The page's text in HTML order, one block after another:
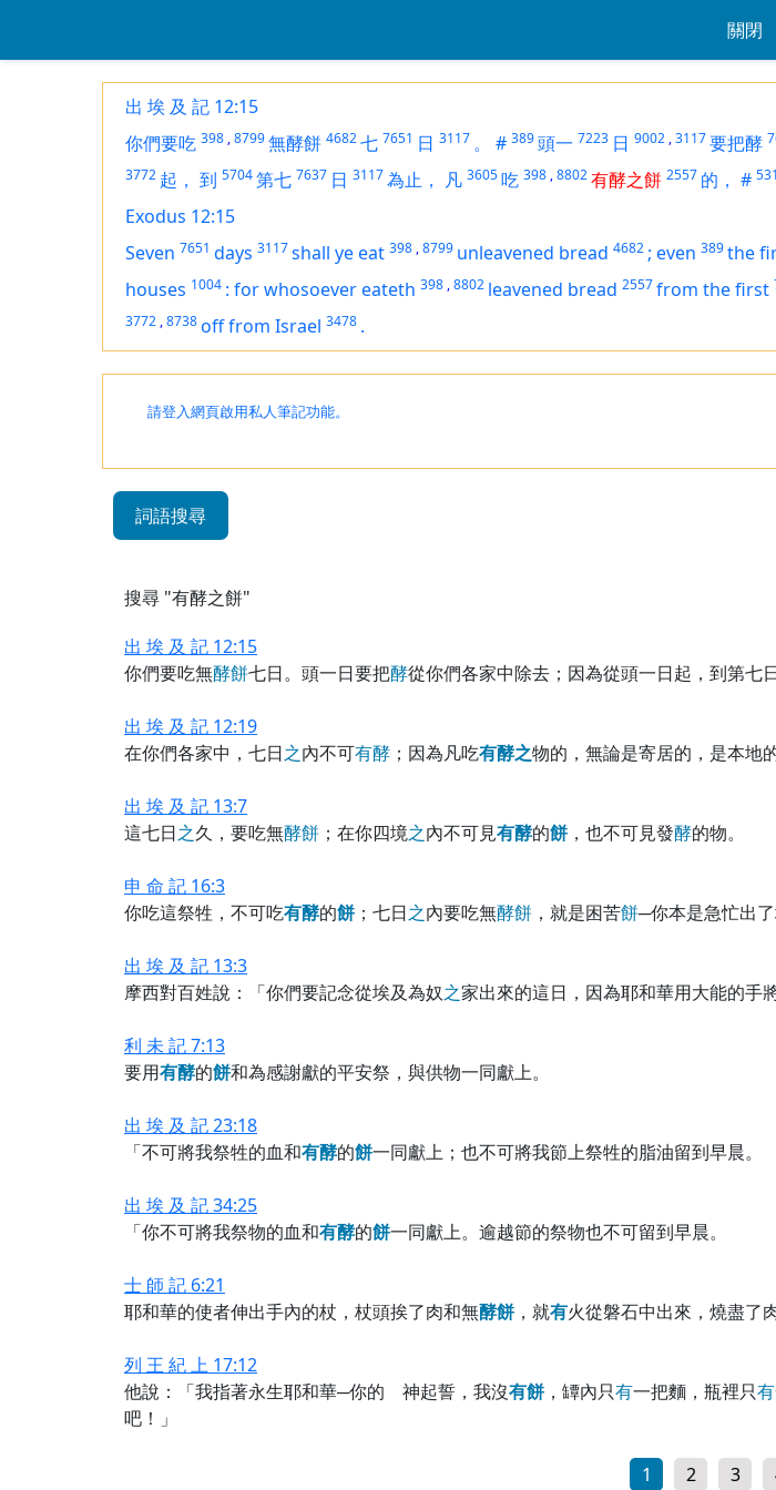
關閉
出 埃 及 記 12:15
你們要吃 398 ,8799無酵餅 4682七 7651 日 3117 。 # 389頭一 7223 日 9002 ,3117要把酵
3772 起， 到 5704第七 7637 日 3117為止， 凡 3605吃 398 ,8802有酵之餅 2557 的， #
Exodus 12:15
Seven 7651 days 3117shall ye eat 398 ,8799 unleavened bread 4682 ; even 389the
houses 1004 : for whosoever eateth 398 ,8802 leavened bread 2557from the first
3772 ,8738off from Israel 3478 .
請登入網頁啟用私人筆記功能。
詞語搜尋
搜尋 "有酵之餅"
出 埃 及 記 12:15
你們要吃無酵餅七日。頭一日要把酵從你們各家中除去；因為從頭一日起，到第七
出 埃 及 記 12:19
在你們各家中，七日之內不可有酵 ；因為凡吃有酵之物的，無論是寄居的，是本地
出 埃 及 記 13:7
這七日之久，要吃無酵餅 ；在你四境之內不可見有酵的餅 ，也不可見發酵的物。
申 命 記 16:3
你吃這祭牲，不可吃有酵的餅 ；七日之內要吃無酵餅 ，就是困苦餅─你本是急忙出
出 埃 及 記 13:3
摩西對百姓說：「你們要記念從埃及為奴之家出來的這日，因為耶和華用大能的手
利 未 記 7:13
要用有酵的餅和為感謝獻的平安祭，與供物一同獻上。
出 埃 及 記 23:18
「不可將我祭牲的血和有酵的餅一同獻上；也不可將我節上祭牲的脂油留到早晨。
出 埃 及 記 34:25
「你不可將我祭物的血和有酵的餅一同獻上。逾越節的祭物也不可留到早晨。
士 師 記 6:21
耶和華的使者伸出手內的杖，杖頭挨了肉和無酵餅 ，就有火從磐石中出來，燒盡了
列 王 紀 上 17:12
他說：「我指著永生耶和華─你的 神起誓，我沒有餅 ，罈內只有一把麵，瓶裡只有
吧！」
1 2 3